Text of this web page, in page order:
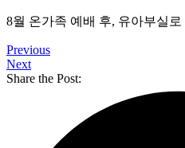
8월 온가족 예배 후, 유아부실
Previous
Next
Share the Post: